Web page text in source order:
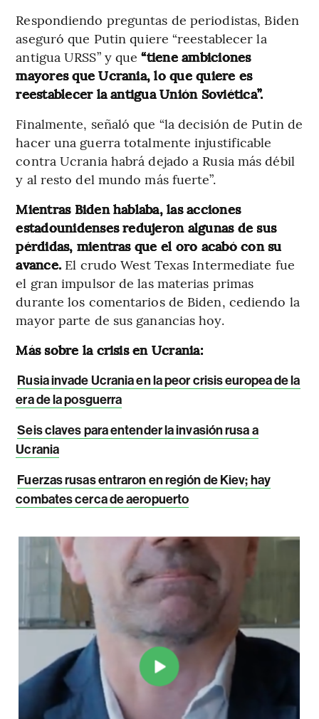
Respondiendo preguntas de periodistas, Biden
aseguró que Putin quiere “reestablecer la
antigua URSS” y que“tiene ambiciones
mayores que Ucrania, lo que quiere es
reestablecer la antigua Unión Soviética”.
Finalmente, señaló que “la decisión de Putin de
hacer una guerra totalmente injustificable
contra Ucrania habrá dejado a Rusia más débil
y al resto del mundo más fuerte”.
Mientras Biden hablaba, las acciones
estadounidenses redujeron algunas de sus
pérdidas, mientras que el oro acabó con su
avance. El crudo West Texas Intermediate fue
el gran impulsor de las materias primas
durante los comentarios de Biden, cediendo la
mayor parte de sus ganancias hoy.
Más sobre la crisis en Ucrania:
Rusia invade Ucrania en la peor crisis europea de la
era de la posguerra
Seis claves para entender la invasión rusa a
Ucrania
Fuerzas rusas entraron en región de Kiev; hay
combates cerca de aeropuerto